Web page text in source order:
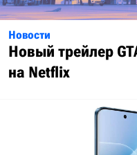
Новости
Новый трейлер
на Netflix